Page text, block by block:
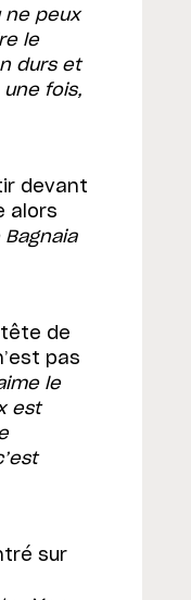
ne peux
le
durs et
fois,
devant
alors
tête de
pas
le
est
sur